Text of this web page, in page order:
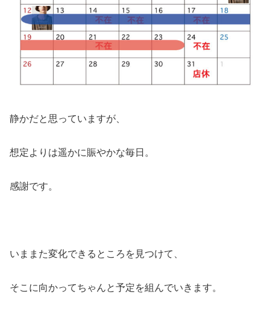
静かだと思っていますが、
想定よりは遥かに賑やかな毎日。
感謝です。
いままた変化できるところを見つけて、
そこに向かってちゃんと予定を組んでいきます。